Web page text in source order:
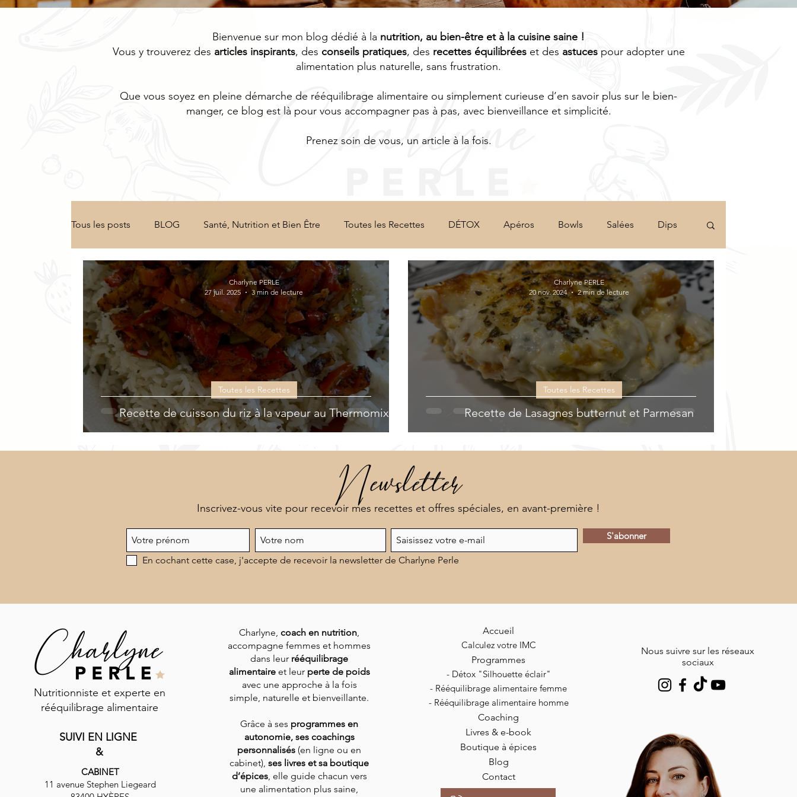
Bienvenue sur mon blog dédié à la nutrition, au bien-être et à la cuisine saine !
Vous y trouverez des articles inspirants, des conseils pratiques, des recettes équilibréeset des astuces pour adopter une
alimentation plus naturelle, sans frustration.
Que vous soyez en pleine démarche de rééquilibrage alimentaire ou simplement curieuse d’en savoir plus sur le bien-
manger, ce blog est là pour vous accompagner pas à pas, avec bienveillance et simplicité.
Prenez soin de vous, un article à la fois.
Tous les posts BLOG Santé, Nutrition et Bien Être Toutes les Recettes DÉTOX Apéros Bowls Salées Dips
Veloutés Sucrées Végétarien NEOVITA
Recette de cuisson du riz à la vapeur au Thermomix
Toutes les Recettes
Charlyne PERLE
27 juil. 2025
3 min de lecture
Recette de Lasagnes butternut et Parmesan
Toutes les Recettes
Charlyne PERLE
20 nov. 2024
2 min de lecture
Newsletter
Inscrivez-vous vite pour recevoir mes recettes et offres spéciales, en avant-première !
S'abonner
En cochant cette case, j'accepte de recevoir la newsletter de Charlyne Perle
Nutritionniste et experte en
rééquilibrage alimentaire
SUIVI EN LIGNE
&
CABINET
11 avenue Stephen Liegeard
Charlyne, coach en nutrition,
accompagne femmes et hommes
dans leur rééquilibrage
alimentaire et leur perte de poids
avec une approche à la fois
simple, naturelle et bienveillante.
Grâce à ses programmes en
autonomie, ses coachings
personnalisés (en ligne ou en
cabinet), ses livres et sa boutique
d’épices, elle guide chacun vers
une alimentation plus saine,
Accueil
Calculez votre IMC
Programmes
- Détox "Silhouette éclair"
- Rééquilibrage alimentaire femme
- Rééquilibrage alimentaire homme
Coaching
Livres & e-book
Boutique à épices
Blog
Contact
Nous suivre sur les réseaux
sociaux